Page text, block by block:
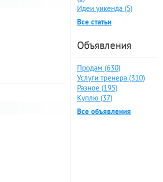
Идеи уикенда (5)
Все статьи
Объявления
Продам (630)
Услуги тренера (310)
Разное (195)
Куплю (37)
Все объявления